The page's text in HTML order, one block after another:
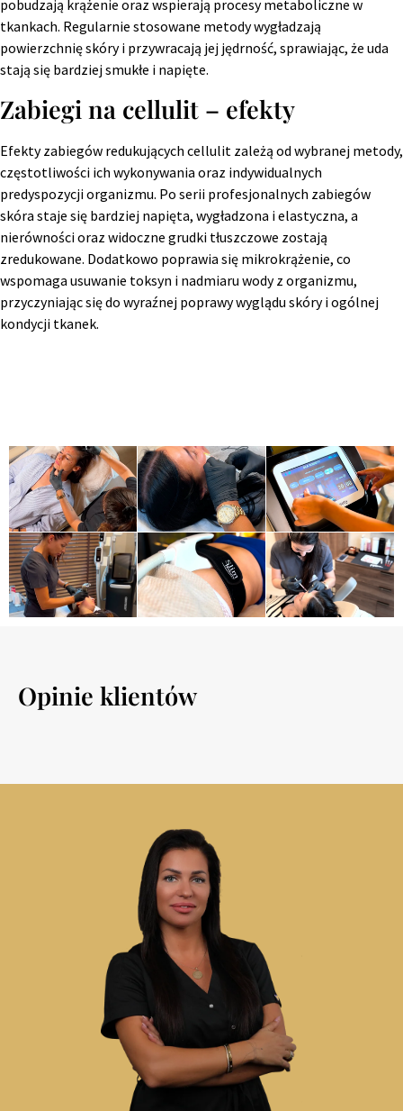
pobudzają krążenie oraz wspierają procesy metaboliczne w
tkankach. Regularnie stosowane metody wygładzają
powierzchnię skóry i przywracają jej jędrność, sprawiając, że uda
stają się bardziej smukłe i napięte.
Zabiegi na cellulit – efekty
Efekty zabiegów redukujących cellulit zależą od wybranej metody,
częstotliwości ich wykonywania oraz indywidualnych
predyspozycji organizmu. Po serii profesjonalnych zabiegów
skóra staje się bardziej napięta, wygładzona i elastyczna, a
nierówności oraz widoczne grudki tłuszczowe zostają
zredukowane. Dodatkowo poprawia się mikrokrążenie, co
wspomaga usuwanie toksyn i nadmiaru wody z organizmu,
przyczyniając się do wyraźnej poprawy wyglądu skóry i ogólnej
kondycji tkanek.
Opinie klientów